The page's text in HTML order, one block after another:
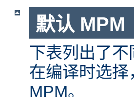
默认 MPM
下表列出了
在编译时选
MPM。